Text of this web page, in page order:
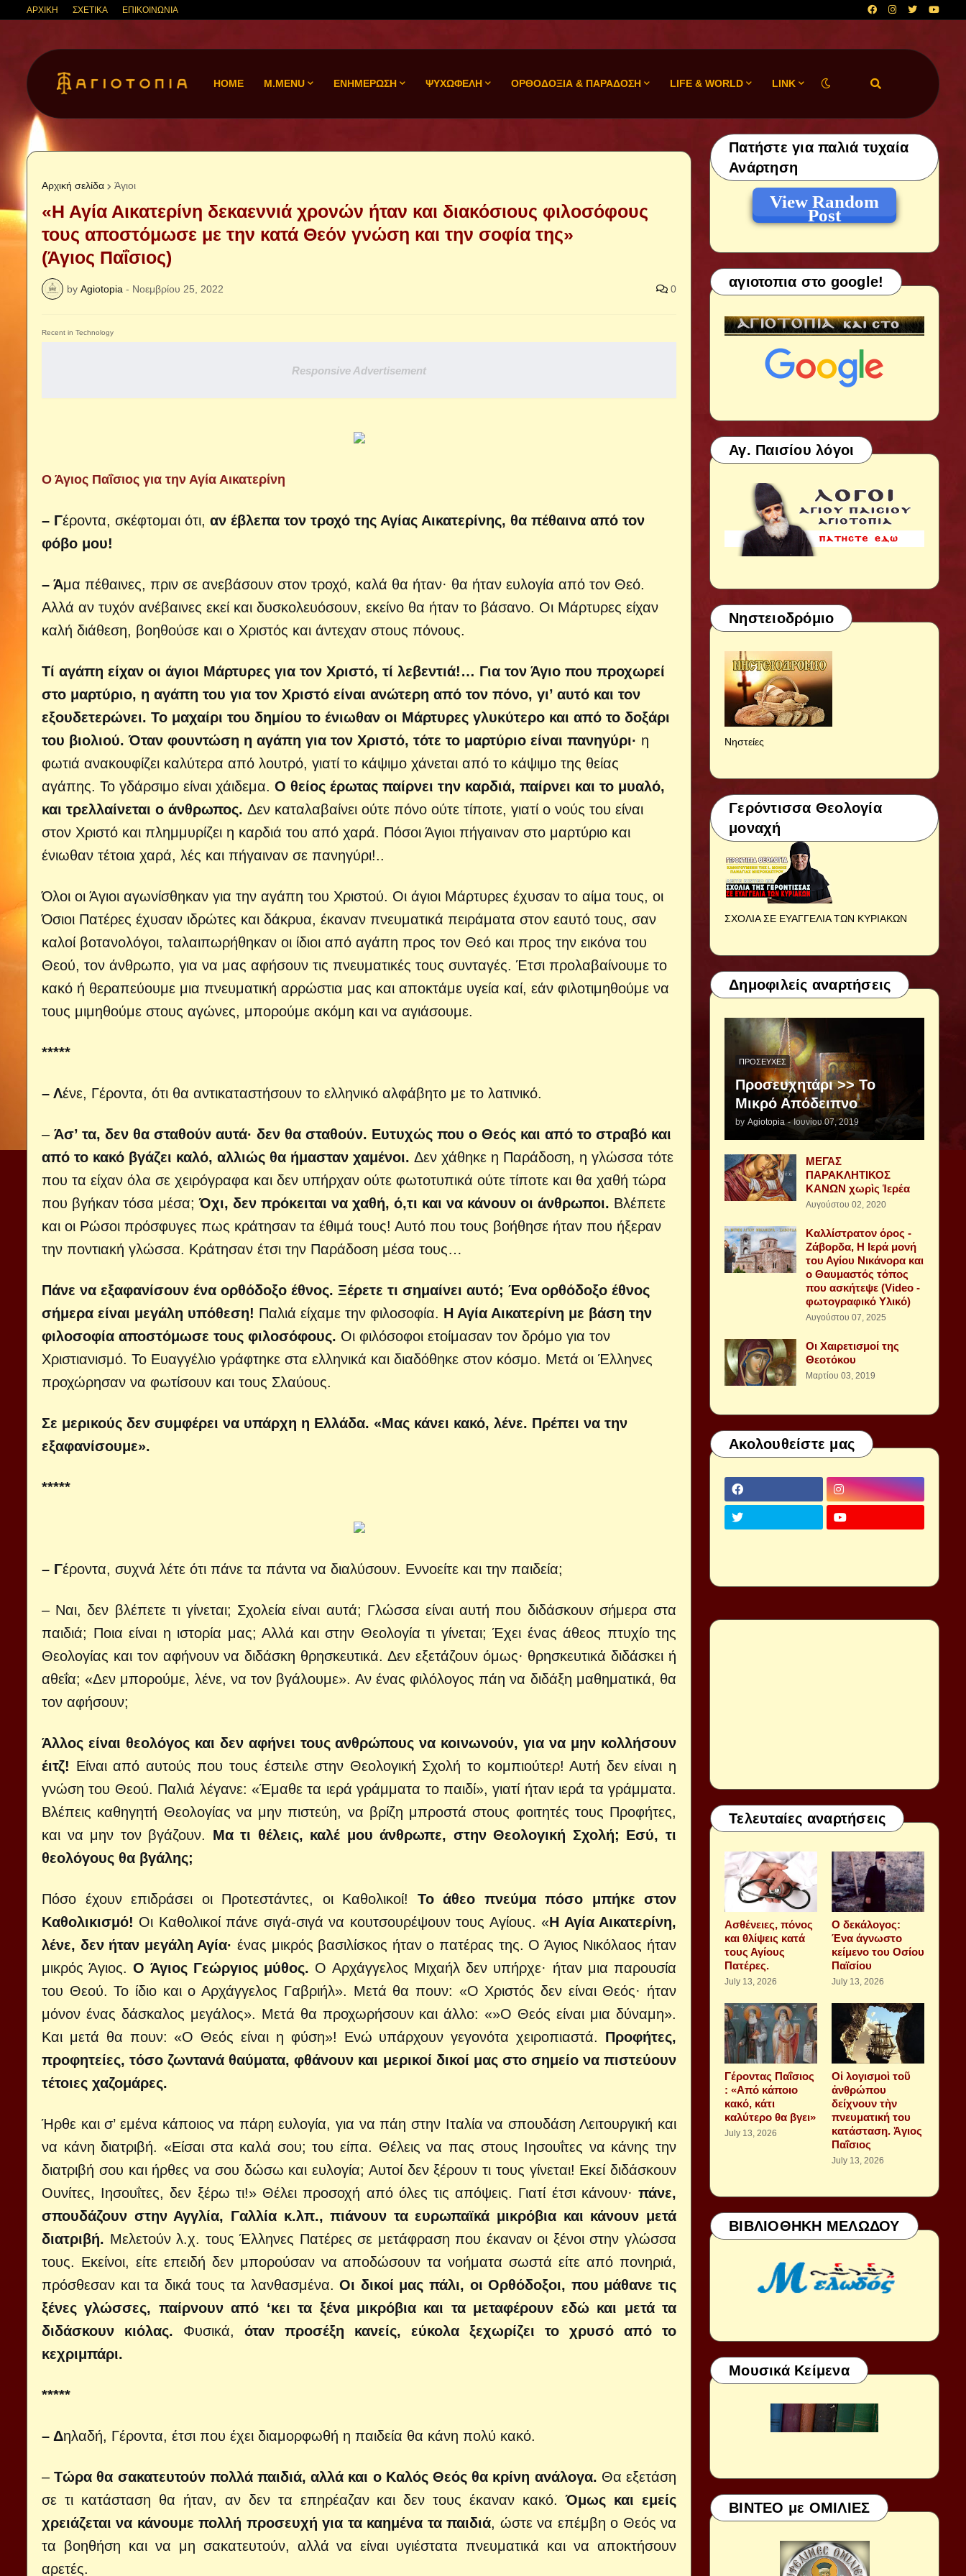
ΑΡΧΙΚΗ ΣΧΕΤΙΚΑ ΕΠΙΚΟΙΝΩΝΙΑ
HOME M.MENU ΕΝΗΜΕΡΩΣΗ ΨΥΧΩΦΕΛΗ ΟΡΘΟΔΟΞΙΑ & ΠΑΡΑΔΟΣΗ LIFE & WORLD LINK
Αρχική σελίδα Άγιοι
«Η Αγία Αικατερίνη δεκαεννιά χρονών ήταν και διακόσιους φιλοσόφους
τους αποστόμωσε με την κατά Θεόν γνώση και την σοφία της»
(Άγιος Παΐσιος)
by Agiotopia - Νοεμβρίου 25, 2022 0
Recent in Technology
Responsive Advertisement
Ο Άγιος Παΐσιος για την Αγία Αικατερίνη
– Γέροντα, σκέφτομαι ότι, αν έβλεπα τον τροχό της Αγίας Αικατερίνης, θα πέθαινα από τον
φόβο μου!
– Άμα πέθαινες, πριν σε ανεβάσουν στον τροχό, καλά θα ήταν· θα ήταν ευλογία από τον Θεό.
Αλλά αν τυχόν ανέβαινες εκεί και δυσκολευόσουν, εκείνο θα ήταν το βάσανο. Οι Μάρτυρες είχαν
καλή διάθεση, βοηθούσε και ο Χριστός και άντεχαν στους πόνους.
Τί αγάπη είχαν οι άγιοι Μάρτυρες για τον Χριστό, τί λεβεντιά!… Για τον Άγιο που προχωρεί
στο μαρτύριο, η αγάπη του για τον Χριστό είναι ανώτερη από τον πόνο, γι’ αυτό και τον
εξουδετερώνει. Το μαχαίρι του δημίου το ένιωθαν οι Μάρτυρες γλυκύτερο και από το δοξάρι
του βιολιού. Όταν φουντώση η αγάπη για τον Χριστό, τότε το μαρτύριο είναι πανηγύρι· η
φωτιά ανακουφίζει καλύτερα από λουτρό, γιατί το κάψιμο χάνεται από το κάψιμο της θείας
αγάπης. Το γδάρσιμο είναι χάιδεμα. Ο θείος έρωτας παίρνει την καρδιά, παίρνει και το μυαλό,
και τρελλαίνεται ο άνθρωπος. Δεν καταλαβαίνει ούτε πόνο ούτε τίποτε, γιατί ο νούς του είναι
στον Χριστό και πλημμυρίζει η καρδιά του από χαρά. Πόσοι Άγιοι πήγαιναν στο μαρτύριο και
ένιωθαν τέτοια χαρά, λές και πήγαιναν σε πανηγύρι!..
Όλοι οι Άγιοι αγωνίσθηκαν για την αγάπη του Χριστού. Οι άγιοι Μάρτυρες έχυσαν το αίμα τους, οι
Όσιοι Πατέρες έχυσαν ιδρώτες και δάκρυα, έκαναν πνευματικά πειράματα στον εαυτό τους, σαν
καλοί βοτανολόγοι, ταλαιπωρήθηκαν οι ίδιοι από αγάπη προς τον Θεό και προς την εικόνα του
Θεού, τον άνθρωπο, για να μας αφήσουν τις πνευματικές τους συνταγές. Έτσι προλαβαίνουμε το
κακό ή θεραπεύουμε μια πνευματική αρρώστια μας και αποκτάμε υγεία καί, εάν φιλοτιμηθούμε να
τους μιμηθούμε στους αγώνες, μπορούμε ακόμη και να αγιάσουμε.
*****
– Λένε, Γέροντα, ότι θα αντικαταστήσουν το ελληνικό αλφάβητο με το λατινικό.
– Άσ’ τα, δεν θα σταθούν αυτά· δεν θα σταθούν. Ευτυχώς που ο Θεός και από το στραβό και
από το κακό βγάζει καλό, αλλιώς θα ήμασταν χαμένοι. Δεν χάθηκε η Παράδοση, η γλώσσα τότε
που τα είχαν όλα σε χειρόγραφα και δεν υπήρχαν ούτε φωτοτυπικά ούτε τίποτε και θα χαθή τώρα
που βγήκαν τόσα μέσα;Όχι, δεν πρόκειται να χαθή, ό,τι και να κάνουν οι άνθρωποι. Βλέπετε
και οι Ρώσοι πρόσφυγες πως κράτησαν τα έθιμά τους! Αυτό που τους βοήθησε ήταν που ήξεραν
την ποντιακή γλώσσα. Κράτησαν έτσι την Παράδοση μέσα τους…
Πάνε να εξαφανίσουν ένα ορθόδοξο έθνος. Ξέρετε τι σημαίνει αυτό; Ένα ορθόδοξο έθνος
σήμερα είναι μεγάλη υπόθεση! Παλιά είχαμε την φιλοσοφία. Η Αγία Αικατερίνη με βάση την
φιλοσοφία αποστόμωσε τους φιλοσόφους. Οι φιλόσοφοι ετοίμασαν τον δρόμο για τον
Χριστιανισμό. Το Ευαγγέλιο γράφτηκε στα ελληνικά και διαδόθηκε στον κόσμο. Μετά οι Έλληνες
προχώρησαν να φωτίσουν και τους Σλαύους.
Σε μερικούς δεν συμφέρει να υπάρχη η Ελλάδα. «Μας κάνει κακό, λένε. Πρέπει να την
εξαφανίσουμε».
*****
– Γέροντα, συχνά λέτε ότι πάνε τα πάντα να διαλύσουν. Εννοείτε και την παιδεία;
– Ναι, δεν βλέπετε τι γίνεται; Σχολεία είναι αυτά; Γλώσσα είναι αυτή που διδάσκουν σήμερα στα
παιδιά; Ποια είναι η ιστορία μας; Αλλά και στην Θεολογία τι γίνεται; Έχει ένας άθεος πτυχίο της
Θεολογίας και τον αφήνουν να διδάσκη θρησκευτικά. Δεν εξετάζουν όμως· θρησκευτικά διδάσκει ή
αθεΐα; «Δεν μπορούμε, λένε, να τον βγάλουμε». Αν ένας φιλόλογος πάη να διδάξη μαθηματικά, θα
τον αφήσουν;
Άλλος είναι θεολόγος και δεν αφήνει τους ανθρώπους να κοινωνούν, για να μην κολλήσουν
έιτζ! Είναι από αυτούς που τους έστειλε στην Θεολογική Σχολή το κομπιούτερ! Αυτή δεν είναι η
γνώση του Θεού. Παλιά λέγανε: «Έμαθε τα ιερά γράμματα το παιδί», γιατί ήταν ιερά τα γράμματα.
Βλέπεις καθηγητή Θεολογίας να μην πιστεύη, να βρίζη μπροστά στους φοιτητές τους Προφήτες,
και να μην τον βγάζουν. Μα τι θέλεις, καλέ μου άνθρωπε, στην Θεολογική Σχολή; Εσύ, τι
θεολόγους θα βγάλης;
Πόσο έχουν επιδράσει οι Προτεστάντες, οι Καθολικοί! Το άθεο πνεύμα πόσο μπήκε στον
Καθολικισμό! Οι Καθολικοί πάνε σιγά-σιγά να κουτσουρέψουν τους Αγίους. «Η Αγία Αικατερίνη,
λένε, δεν ήταν μεγάλη Αγία· ένας μικρός βασιλίσκος ήταν ο πατέρας της. Ο Άγιος Νικόλαος ήταν
μικρός Άγιος.Ο Άγιος Γεώργιος μύθος. Ο Αρχάγγελος Μιχαήλ δεν υπήρχε· ήταν μια παρουσία
του Θεού. Το ίδιο και ο Αρχάγγελος Γαβριήλ». Μετά θα πουν: «Ο Χριστός δεν είναι Θεός· ήταν
μόνον ένας δάσκαλος μεγάλος». Μετά θα προχωρήσουν και άλλο: «»Ο Θεός είναι μια δύναμη».
Και μετά θα πουν: «Ο Θεός είναι η φύση»! Ενώ υπάρχουν γεγονότα χειροπιαστά. Προφήτες,
προφητείες, τόσο ζωντανά θαύματα, φθάνουν και μερικοί δικοί μας στο σημείο να πιστεύουν
τέτοιες χαζομάρες.
Ήρθε και σ’ εμένα κάποιος να πάρη ευλογία, για να πάη στην Ιταλία να σπουδάση Λειτουργική και
να κάνη διατριβή. «Είσαι στα καλά σου; του είπα. Θέλεις να πας στους Ιησουΐτες να κάνης την
διατριβή σου και ήρθες να σου δώσω και ευλογία; Αυτοί δεν ξέρουν τι τους γίνεται! Εκεί διδάσκουν
Ουνίτες, Ιησουΐτες, δεν ξέρω τι!» Θέλει προσοχή από όλες τις απόψεις. Γιατί έτσι κάνουν· πάνε,
σπουδάζουν στην Αγγλία, Γαλλία κ.λπ., πιάνουν τα ευρωπαϊκά μικρόβια και κάνουν μετά
διατριβή. Μελετούν λ.χ. τους Έλληνες Πατέρες σε μετάφραση που έκαναν οι ξένοι στην γλώσσα
τους. Εκείνοι, είτε επειδή δεν μπορούσαν να αποδώσουν τα νοήματα σωστά είτε από πονηριά,
πρόσθεσαν και τα δικά τους τα λανθασμένα.Οι δικοί μας πάλι, οι Ορθόδοξοι, που μάθανε τις
ξένες γλώσσες, παίρνουν από ‘κει τα ξένα μικρόβια και τα μεταφέρουν εδώ και μετά τα
διδάσκουν κιόλας. Φυσικά, όταν προσέξη κανείς, εύκολα ξεχωρίζει το χρυσό από το
κεχριμπάρι.
*****
– Δηλαδή, Γέροντα, έτσι που έχει διαμορφωθή η παιδεία θα κάνη πολύ κακό.
–Τώρα θα σακατευτούν πολλά παιδιά, αλλά και ο Καλός Θεός θα κρίνη ανάλογα. Θα εξετάση
σε τι κατάσταση θα ήταν, αν δεν τα επηρέαζαν και δεν τους έκαναν κακό.Όμως και εμείς
χρειάζεται να κάνουμε πολλή προσευχή για τα καημένα τα παιδιά, ώστε να επέμβη ο Θεός να
τα βοηθήση και να μη σακατευτούν, αλλά να είναι υγιέστατα πνευματικά και να αποκτήσουν
αρετές.
Πατήστε για παλιά τυχαία
Ανάρτηση
View Random
Post
αγιοτοπια στο google!
Αγ. Παισίου λόγοι
Νηστειοδρόμιο
Νηστείες
Γερόντισσα Θεολογία
μοναχή
ΣΧΟΛΙΑ ΣΕ ΕΥΑΓΓΕΛΙΑ ΤΩΝ ΚΥΡΙΑΚΩΝ
Δημοφιλείς αναρτήσεις
ΠΡΟΣΕΥΧΈΣ
Προσευχητάρι >> Το
Μικρό Απόδειπνο
by Agiotopia - Ιουνίου 07, 2019
ΜΕΓΑΣ
ΠΑΡΑΚΛΗΤΙΚΟΣ
ΚΑΝΩΝ χωρὶς Ἱερέα
Αυγούστου 02, 2020
Καλλίστρατον όρος -
Ζάβορδα, Η Ιερά μονή
του Αγίου Νικάνορα και
ο Θαυμαστός τόπος
που ασκήτεψε (Video -
φωτογραφικό Υλικό)
Αυγούστου 07, 2025
Οι Χαιρετισμοί της
Θεοτόκου
Μαρτίου 03, 2019
Ακολουθείστε μας
Τελευταίες αναρτήσεις
Aσθένειες, πόνος
και θλίψεις κατά
τους Αγίους
Πατέρες.
July 13, 2026
Ο δεκάλογος:
Ένα άγνωστο
κείμενο του Οσίου
Παϊσίου
July 13, 2026
Γέροντας Παΐσιος
: «Από κάποιο
κακό, κάτι
καλύτερο θα βγει»
July 13, 2026
Οἱ λογισμοὶ τοῦ
ἀνθρώπου
δείχνουν τὴν
πνευματική του
κατάσταση. Ἁγιος
Παΐσιος
July 13, 2026
ΒΙΒΛΙΟΘΗΚΗ ΜΕΛΩΔΟΥ
Μουσικά Κείμενα
ΒΙΝΤΕΟ με ΟΜΙΛΙΕΣ